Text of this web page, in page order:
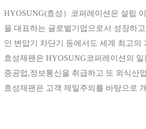
HYOSUNG(효성）코퍼레이션은 설립
을 대표하는 글로벌기업으로서 성장하
인 변압기 차단기 등에서도 세계 최고의
효성재팬은 HYOSUNG코퍼레이션의
중공업,정보통신을 취급하고 또 외식산
효성재팬은 고객 제일주의를 바탕으로